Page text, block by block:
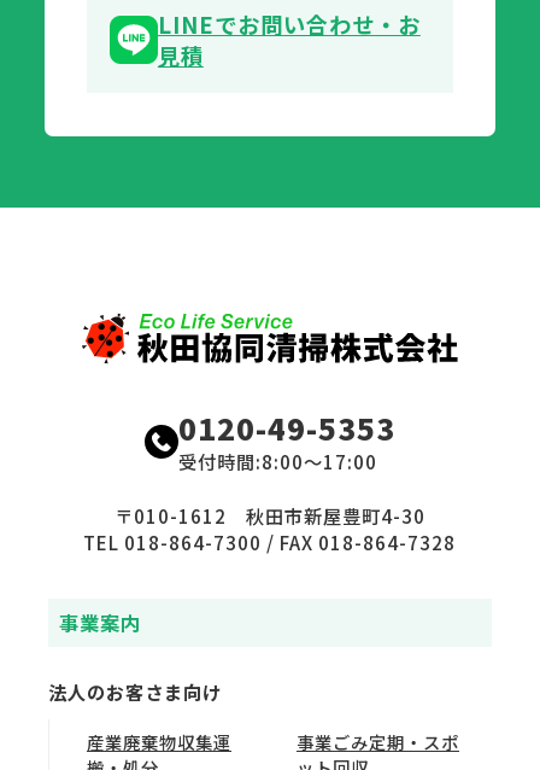
LINEでお問い合わせ・お
見積
0120-49-5353
受付時間:8:00〜17:00
〒010-1612 秋田市新屋豊町4-30
TEL 018-864-7300 / FAX 018-864-7328
事業案内
法人のお客さま向け
産業廃棄物収集運
事業ごみ定期・スポ